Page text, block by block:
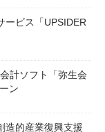
ービス「UPSIDER
計ソフト「弥生会
ン
造的産業復興支援